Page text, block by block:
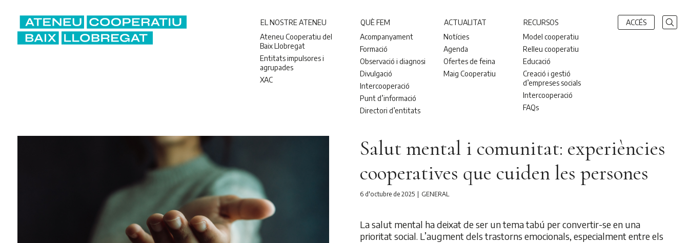
EL NOSTRE ATENEU
Ateneu Cooperatiu del
Baix Llobregat
Entitats impulsores i
agrupades
XAC
QUÈ FEM
Acompanyament
Formació
Observació i diagnosi
Divulgació
Intercooperació
Punt d’informació
Directori d’entitats
ACTUALITAT
Notícies
Agenda
Ofertes de feina
Maig Cooperatiu
RECURSOS
Model cooperatiu
Relleu cooperatiu
Educació
Creació i gestió
d’empreses socials
Intercooperació
FAQs
ACCÉS
Salut mental i comunitat: experiències
cooperatives que cuiden les persones
6 d'octubre de 2025 GENERAL
La salut mental ha deixat de ser un tema tabú per convertir-se en una
prioritat social. L’augment dels trastorns emocionals, especialment entre els